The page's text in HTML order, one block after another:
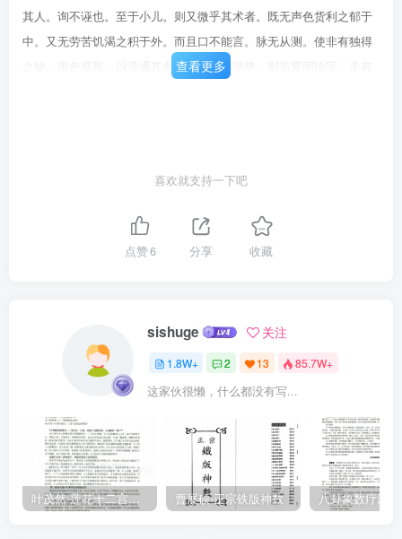
其人。询不诬也。至于小儿。则又微乎其术者。既无声色货利之郁于
中。又无劳苦饥渴之积于外。而且口不能言。脉无从测。使非有独得
之秘。审色观形。以流通其血气。调和其动静。则虽爱同珍宝。未有
年。丙辰岁余仗策军前。亲民青邑。去浙东开府陈公之辕仅里许。陈
公神于用兵。己声播寰区。而又善于此术。余得旦夕请正。以窃庆
焉。然医以喻兵。此其征也。陈公素性泛爱。每以保赤为怀。不为自
论夫人之所借以为生者。阴阳二气也。阴阳顺行。则消长自然。神清
气爽。阴阳逆行。则往来失序。百病生焉。而襁褓童稚。尤难调摄。
盖其饥饱寒热。不能自知。全恃慈母为之鞠育。苟或乳食不节。调理
失常。致成寒热。颠倒昏沉。既己受病。而为父母者。不思所以得病
之由。却病之理。乃反疑鬼疑神。师巫祈祷。此义理之甚谬者矣。幸
仙师深悯赤子之天折。多缘调御之未良。医治之无术。秘授是书。神
功莫测。沉离浮坎。而使水火既济。泻实补虚。而使五行无克。诚育
查看更多
喜欢就支持一下吧
点赞6 分享 收藏
sishuge 关注
1.8W+ 2 13 85.7W+
这家伙很懒，什么都没有写...
叶茂然-莲花十二宫佛家奇门面授及答疑 曹展硕-正宗铁版神数